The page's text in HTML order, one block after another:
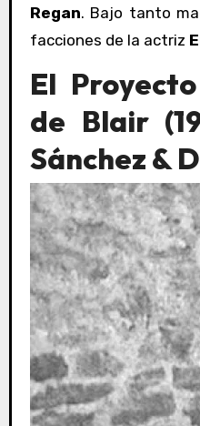
Regan. Bajo tanto
facciones de la actriz
El
de Blair
Sánchez &